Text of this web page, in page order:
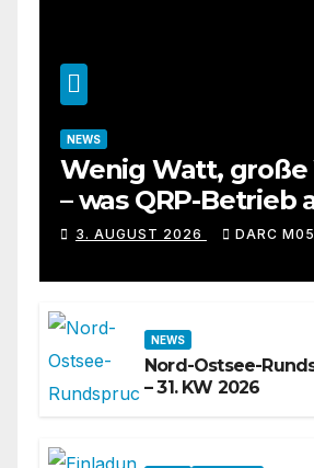
NEWS
Wenig Watt,
– was QRP-Betrieb
Kurzwelle wirklich
3. AUGUST 2026 DARC
NEWS
Nord-Ostsee-
– 31. KW 2026